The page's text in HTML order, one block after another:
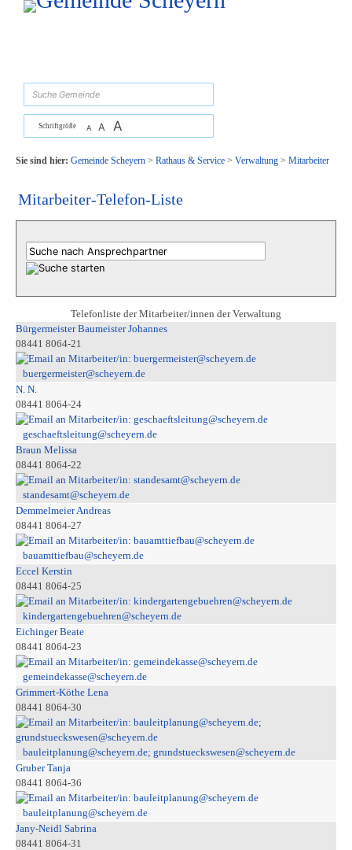
Zum Inhalt, zur Navigationoder zur Startseite springen.
Schriftgröße A A A
Sie sind hier: Gemeinde Scheyern> Rathaus & Service> Verwaltung> Mitarbeiter
Mitarbeiter-Telefon-Liste
Telefonliste der Mitarbeiter/innen der Verwaltung
Bürgermeister Baumeister Johannes
08441 8064-21
buergermeister@scheyern.de
N. N.
08441 8064-24
geschaeftsleitung@scheyern.de
Braun Melissa
08441 8064-22
standesamt@scheyern.de
Demmelmeier Andreas
08441 8064-27
bauamttiefbau@scheyern.de
Eccel Kerstin
08441 8064-25
kindergartengebuehren@scheyern.de
Eichinger Beate
08441 8064-23
gemeindekasse@scheyern.de
Grimmert-Köthe Lena
08441 8064-30
bauleitplanung@scheyern.de; grundstueckswesen@scheyern.de
Gruber Tanja
08441 8064-36
bauleitplanung@scheyern.de
Jany-Neidl Sabrina
08441 8064-31